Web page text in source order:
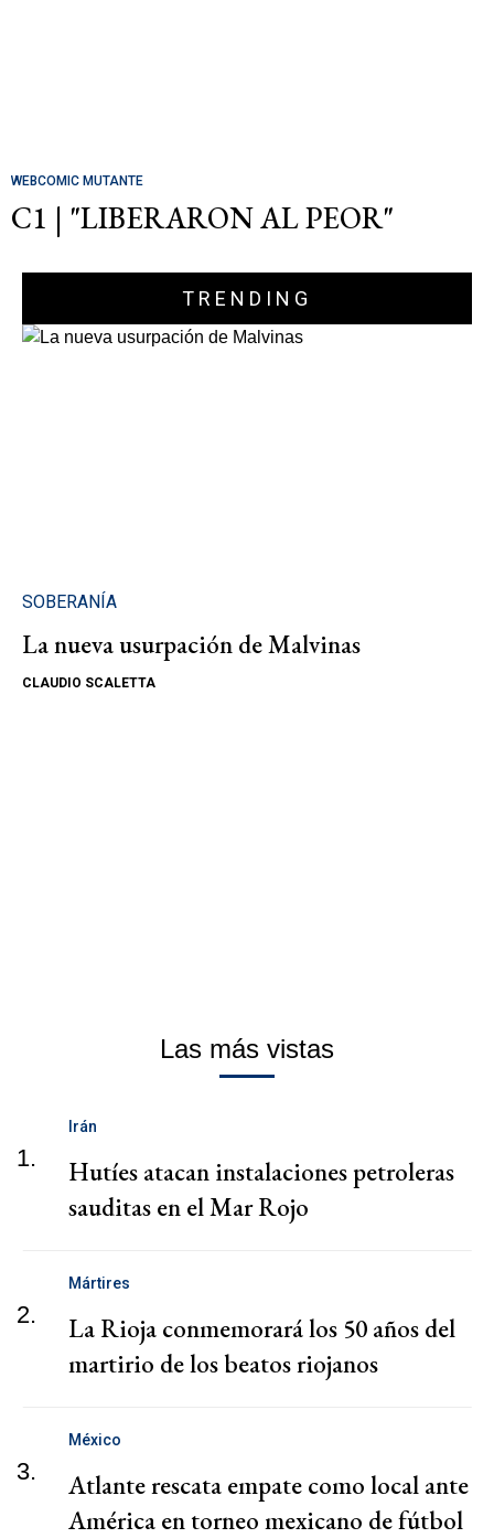
WEBCOMIC MUTANTE
C1 | "LIBERARON AL PEOR"
TRENDING
SOBERANÍA
La nueva usurpación de Malvinas
CLAUDIO SCALETTA
Las más vistas
1.
Irán
Hutíes atacan instalaciones petroleras
sauditas en el Mar Rojo
2.
Mártires
La Rioja conmemorará los 50 años del
martirio de los beatos riojanos
3.
México
Atlante rescata empate como local ante
América en torneo mexicano de fútbol